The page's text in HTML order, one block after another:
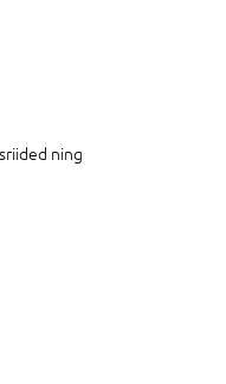
ning